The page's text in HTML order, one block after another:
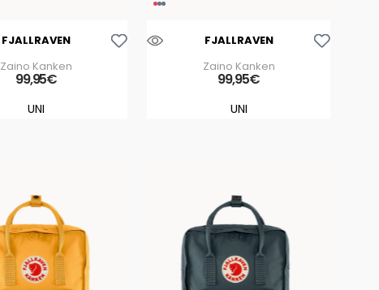
FJALLRAVEN
Zaino Kanken
99,95€
FJALLRAVEN
Zaino Kanken
99,95€